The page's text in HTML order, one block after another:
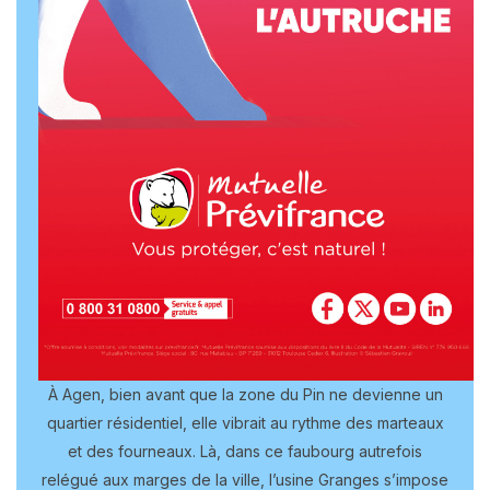
À Agen, bien avant que la zone du Pin ne devienne un
quartier résidentiel, elle vibrait au rythme des marteaux
et des fourneaux. Là, dans ce faubourg autrefois
relégué aux marges de la ville, l’usine Granges s’impose